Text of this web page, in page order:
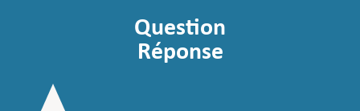
Question
Réponse